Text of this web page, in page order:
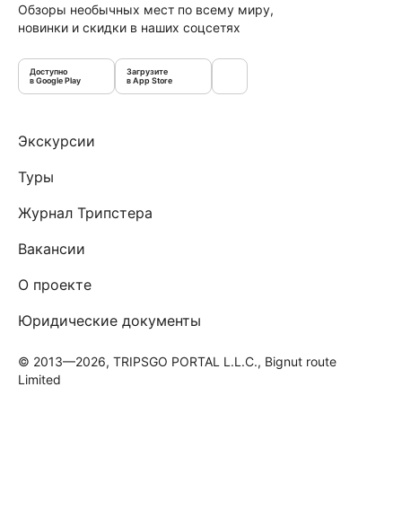
Обзоры необычных мест по всему миру,
новинки и скидки в наших соцсетях
Доступно
в Google Play
Загрузите
в App Store
Экскурсии
Туры
Журнал Трипстера
Вакансии
О проекте
Юридические документы
© 2013—2026, TRIPSGO PORTAL L.L.C., Bignut route
Limited